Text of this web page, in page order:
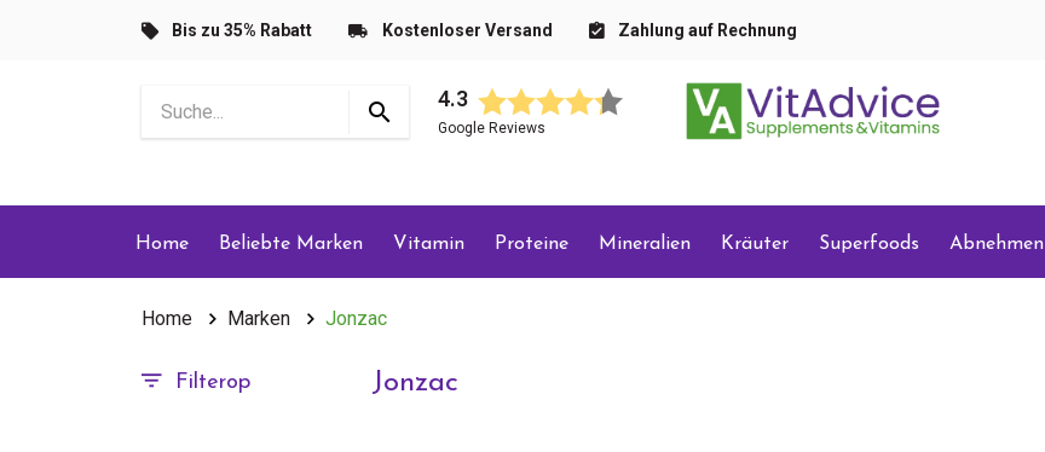
Bis zu 35% Rabatt Kostenloser Versand Zahlung auf Rechnung
4.3
Google Reviews
Home Beliebte Marken Vitamin Proteine Mineralien Kräuter Superfoods Abnehmen
Home Marken Jonzac
Filterop Jonzac